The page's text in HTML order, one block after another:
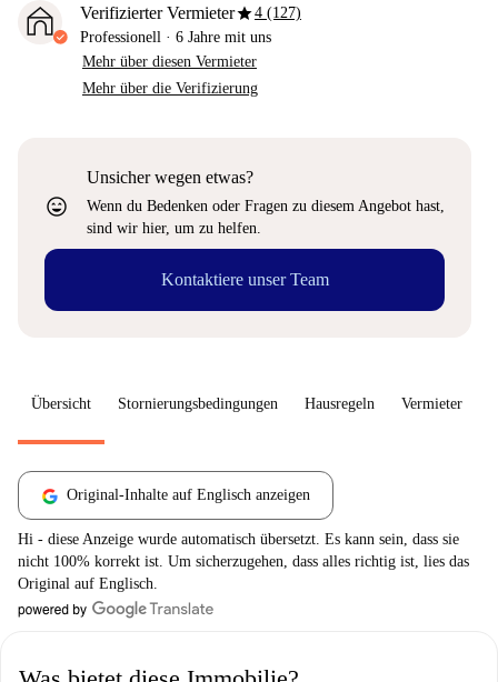
Verifizierter Vermieterstar4 (127)
Professionell · 6 Jahre mit uns
Mehr über diesen Vermieter
Mehr über die Verifizierung
sentiment_very_satisfied
Unsicher wegen etwas?
Wenn du Bedenken oder Fragen zu diesem Angebot hast,
sind wir hier, um zu helfen.
Kontaktiere unser Team
Übersicht Stornierungsbedingungen Hausregeln Vermieter
Original-Inhalte auf Englisch anzeigen
Hi - diese Anzeige wurde automatisch übersetzt. Es kann sein, dass sie
nicht 100% korrekt ist. Um sicherzugehen, dass alles richtig ist, lies das
Original auf Englisch.